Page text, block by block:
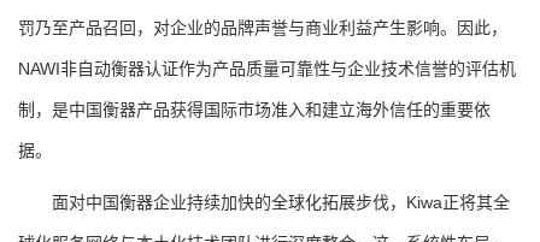
罚乃至产品召回，对企业的品牌声誉与商业利益产生影响。因此，
NAWI非自动衡器认证作为产品质量可靠性与企业技术信誉的评估机
制，是中国衡器产品获得国际市场准入和建立海外信任的重要依
据。
面对中国衡器企业持续加快的全球化拓展步伐，Kiwa正将其全